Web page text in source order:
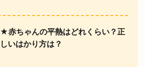
★赤ちゃんの平熱はどれくらい？正
しいはかり方は？